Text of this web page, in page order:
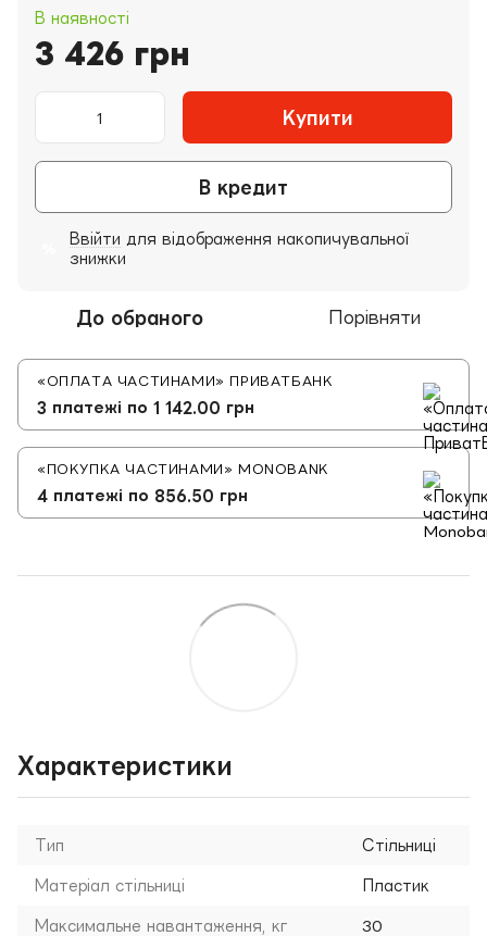
В наявності
3 426 грн
Купити
В кредит
Ввійти для відображення накопичувальної
знижки
До обраного Порівняти
«ОПЛАТА ЧАСТИНАМИ» ПРИВАТБАНК
3 платежі по 1 142.00 грн
«ПОКУПКА ЧАСТИНАМИ» MONOBANK
4 платежі по 856.50 грн
Характеристики
Тип Стільниці
Матеріал стільниці Пластик
Максимальне навантаження, кг 30